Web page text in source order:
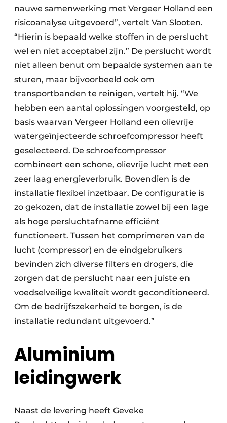
nauwe samenwerking met Vergeer Holland een
risicoanalyse uitgevoerd”, vertelt Van Slooten.
“Hierin is bepaald welke stoffen in de perslucht
wel en niet acceptabel zijn.” De perslucht wordt
niet alleen benut om bepaalde systemen aan te
sturen, maar bijvoorbeeld ook om
transportbanden te reinigen, vertelt hij. “We
hebben een aantal oplossingen voorgesteld, op
basis waarvan Vergeer Holland een olievrije
watergeïnjecteerde schroefcompressor heeft
geselecteerd. De schroefcompressor
combineert een schone, olievrije lucht met een
zeer laag energieverbruik. Bovendien is de
installatie flexibel inzetbaar. De configuratie is
zo gekozen, dat de installatie zowel bij een lage
als hoge persluchtafname efficiënt
functioneert. Tussen het comprimeren van de
lucht (compressor) en de eindgebruikers
bevinden zich diverse filters en drogers, die
zorgen dat de perslucht naar een juiste en
voedselveilige kwaliteit wordt geconditioneerd.
Om de bedrijfszekerheid te borgen, is de
installatie redundant uitgevoerd.”
Aluminium
leidingwerk
Naast de levering heeft Geveke